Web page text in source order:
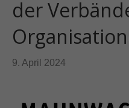
der
9. April 2024